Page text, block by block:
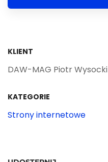
KLIENT
DAW-MAG Piotr Wysocki
KATEGORIE
Strony internetowe